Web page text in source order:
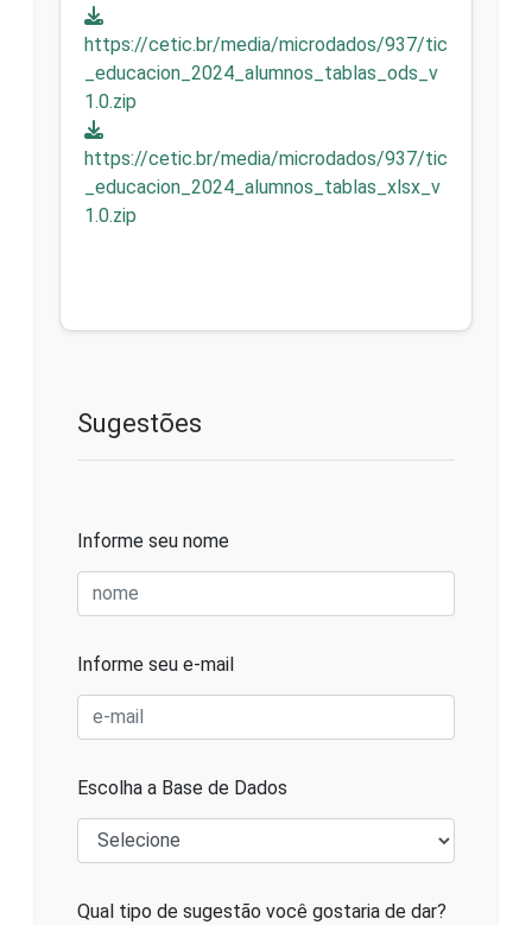
https://cetic.br/media/microdados/937/tic
_educacion_2024_alumnos_tablas_ods_v
1.0.zip
https://cetic.br/media/microdados/937/tic
_educacion_2024_alumnos_tablas_xlsx_v
1.0.zip
Sugestões
Informe seu nome
Informe seu e-mail
Escolha a Base de Dados
Qual tipo de sugestão você gostaria de dar?